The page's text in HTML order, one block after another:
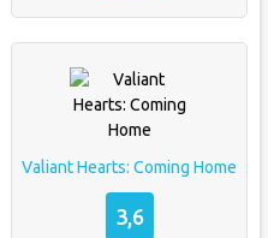
Valiant Hearts: Coming Home
3,6